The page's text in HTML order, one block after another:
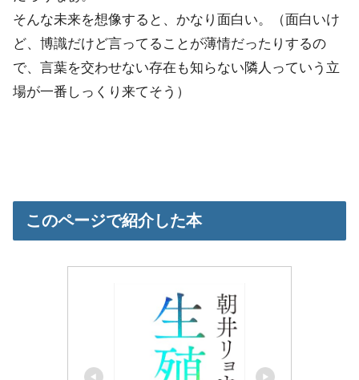
そんな未来を想像すると、かなり面白い。（面白いけ
ど、博識だけど言ってることが薄情だったりするの
で、言葉を交わせない存在も知らない隣人っていう立
場が一番しっくり来てそう）
このページで紹介した本